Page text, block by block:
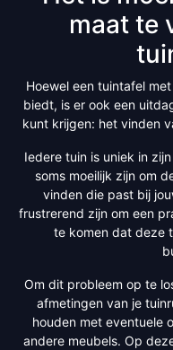
maat te
Hoewel een tuintafel
biedt, is er ook een
kunt krijgen: het vinden
Iedere tuin is uniek in
soms moeilijk zijn om
vinden die past bij
frustrerend zijn om een
te komen dat deze
Om dit probleem op te
afmetingen van je
houden met eventuele
andere meubels. Op